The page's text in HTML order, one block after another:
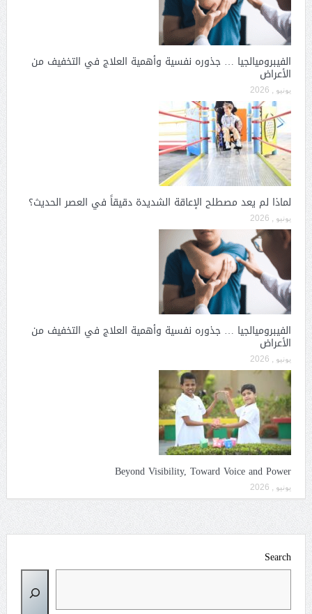
الفيبروميالجيا … جذوره نفسية وأهمية العلاج في التخفيف من
الأعراض
يونيو , 2026
لماذا لم يعد مصطلح الإعاقة الشديدة دقيقاً في العصر الحديث؟
يونيو , 2026
الفيبروميالجيا … جذوره نفسية وأهمية العلاج في التخفيف من
الأعراض
يونيو , 2026
Beyond Visibility, Toward Voice and Power
يونيو , 2026
Search